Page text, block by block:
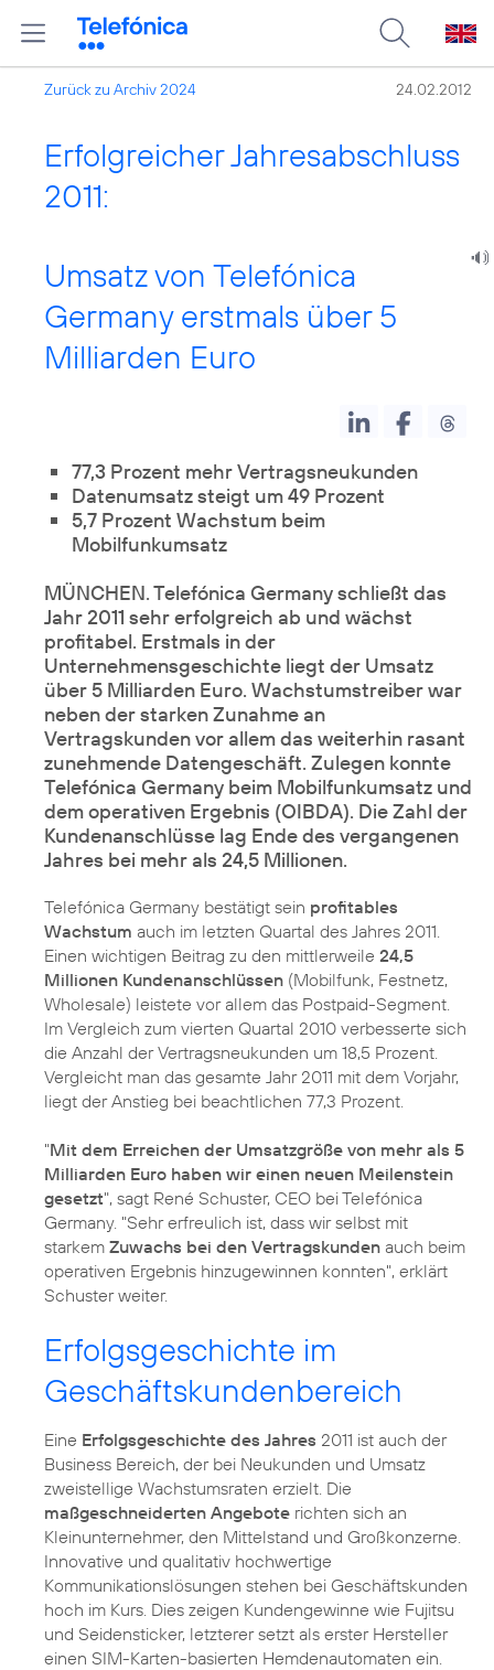
Zurück zu Archiv 2024 24.02.2012
Erfolgreicher Jahresabschluss
2011:
Umsatz von Telefónica
Germany erstmals über 5
Milliarden Euro
77,3 Prozent mehr Vertragsneukunden
Datenumsatz steigt um 49 Prozent
5,7 Prozent Wachstum beim
Mobilfunkumsatz
MÜNCHEN. Telefónica Germany schließt das
Jahr 2011 sehr erfolgreich ab und wächst
profitabel. Erstmals in der
Unternehmensgeschichte liegt der Umsatz
über 5 Milliarden Euro. Wachstumstreiber war
neben der starken Zunahme an
Vertragskunden vor allem das weiterhin rasant
zunehmende Datengeschäft. Zulegen konnte
Telefónica Germany beim Mobilfunkumsatz und
dem operativen Ergebnis (OIBDA). Die Zahl der
Kundenanschlüsse lag Ende des vergangenen
Jahres bei mehr als 24,5 Millionen.
Telefónica Germany bestätigt sein profitables
Wachstum auch im letzten Quartal des Jahres 2011.
Einen wichtigen Beitrag zu den mittlerweile 24,5
Millionen Kundenanschlüssen (Mobilfunk, Festnetz,
Wholesale) leistete vor allem das Postpaid-Segment.
Im Vergleich zum vierten Quartal 2010 verbesserte sich
die Anzahl der Vertragsneukunden um 18,5 Prozent.
Vergleicht man das gesamte Jahr 2011 mit dem Vorjahr,
liegt der Anstieg bei beachtlichen 77,3 Prozent.
"Mit dem Erreichen der Umsatzgröße von mehr als 5
Milliarden Euro haben wir einen neuen Meilenstein
gesetzt", sagt René Schuster, CEO bei Telefónica
Germany. "Sehr erfreulich ist, dass wir selbst mit
starkem Zuwachs bei den Vertragskunden auch beim
operativen Ergebnis hinzugewinnen konnten", erklärt
Schuster weiter.
Erfolgsgeschichte im
Geschäftskundenbereich
Eine Erfolgsgeschichte des Jahres 2011 ist auch der
Business Bereich, der bei Neukunden und Umsatz
zweistellige Wachstumsraten erzielt. Die
maßgeschneiderten Angebote richten sich an
Kleinunternehmer, den Mittelstand und Großkonzerne.
Innovative und qualitativ hochwertige
Kommunikationslösungen stehen bei Geschäftskunden
hoch im Kurs. Dies zeigen Kundengewinne wie Fujitsu
und Seidensticker, letzterer setzt als erster Hersteller
einen SIM-Karten-basierten Hemdenautomaten ein.